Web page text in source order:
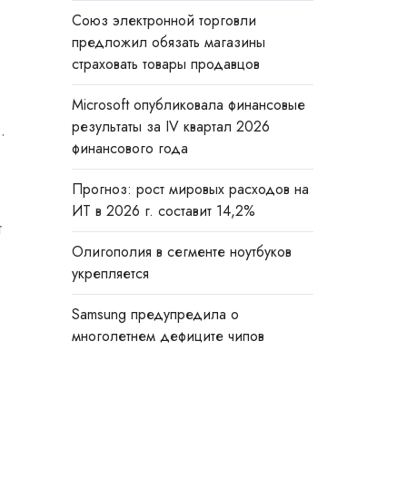
Союз электронной торговли
предложил обязать магазины
страховать товары продавцов
Microsoft опубликовала финансовые
результаты за IV квартал 2026
финансового года
Прогноз: рост мировых расходов на
ИТ в 2026 г. составит 14,2%
Олигополия в сегменте ноутбуков
укрепляется
Samsung предупредила о
многолетнем дефиците чипов